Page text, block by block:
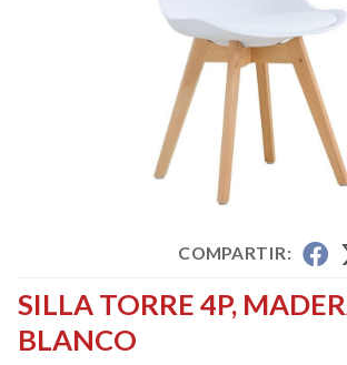
COMPARTIR:
SILLA TORRE 4P,
BLANCO